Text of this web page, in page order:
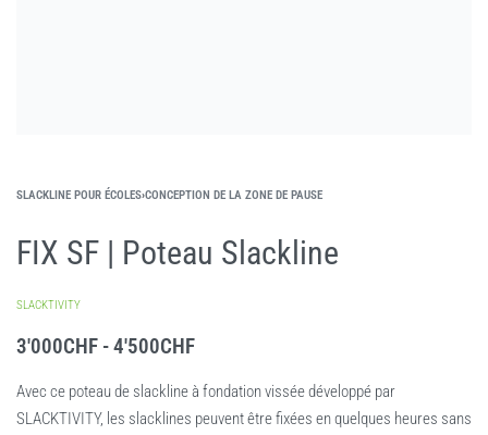
SLACKLINE POUR ÉCOLES›CONCEPTION DE LA ZONE DE PAUSE
FIX SF | Poteau Slackline
SLACKTIVITY
3'000CHF 4'500CHF
Avec ce poteau de slackline à fondation vissée développé par
SLACKTIVITY, les slacklines peuvent être fixées en quelques heures sans